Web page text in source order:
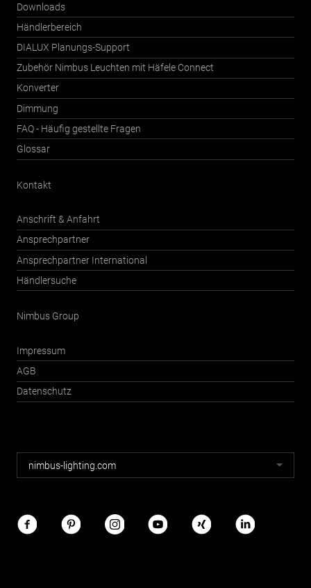
Downloads
Händlerbereich
DIALUX Planungs-Support
Zubehör Nimbus Leuchten mit Häfele Connect
Konverter
Dimmung
FAQ - Häufig gestellte Fragen
Glossar
Kontakt
Anschrift & Anfahrt
Ansprechpartner
Ansprechpartner International
Händlersuche
Nimbus Group
Impressum
AGB
Datenschutz
Nimbus
Webseiten
nimbus-lighting.com
Nimbus
im